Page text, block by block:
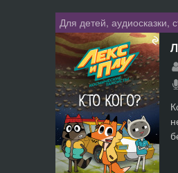
Для детей, аудиосказки,